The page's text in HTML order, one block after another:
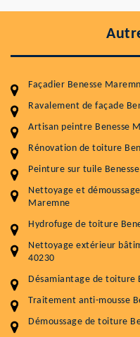
Façadier Benesse
Ravalement de façade
Artisan peintre Benesse
Rénovation de toiture
Peinture sur tuile
Nettoyage et
Maremne
Hydrofuge de toiture
Nettoyage extérieur
40230
Désamiantage de toiture
Traitement anti-mousse
Démoussage de toiture
Entretenir votre
Service
Démoussage toiture
Traitement hydrofuge